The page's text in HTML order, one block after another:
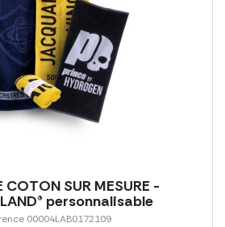
COTON SUR MESURE -
personnalisable
00004LAB0172109